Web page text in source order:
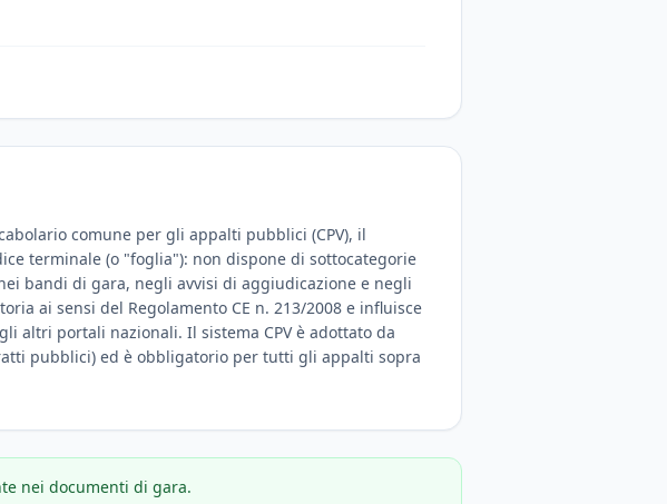
comune per gli appalti pubblici (CPV), il
terminale (o "foglia"): non dispone di sottocategorie
bandi di gara, negli avvisi di aggiudicazione e negli
ai sensi del Regolamento CE n. 213/2008 e influisce
altri portali nazionali. Il sistema CPV è adottato da
pubblici) ed è obbligatorio per tutti gli appalti sopra
nei documenti di gara.